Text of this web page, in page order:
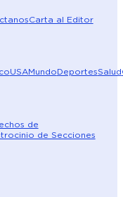
Carta al Editor
USAMundoDeportesSalud
de
de Secciones